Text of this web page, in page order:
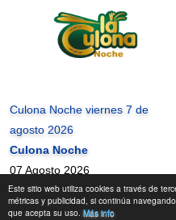
Este sitio web utiliza cookies a través de
métricas y publicidad, si continúa
que acepta su uso. Más info
Culona Noche viernes 7 de
agosto 2026
Culona Noche
07 Agosto 2026
mundonets
Contactanos|